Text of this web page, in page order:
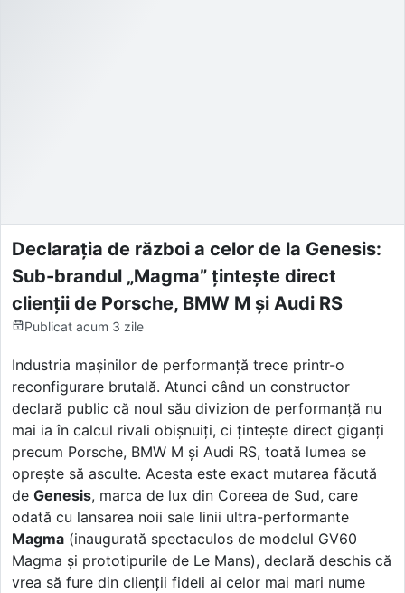
Declarația de război a celor de la Genesis:
Sub-brandul „Magma” țintește direct
clienții de Porsche, BMW M și Audi RS
Publicat acum 3 zile
Industria mașinilor de performanță trece printr-o
reconfigurare brutală. Atunci când un constructor
declară public că noul său divizion de performanță nu
mai ia în calcul rivali obișnuiți, ci țintește direct giganți
precum Porsche, BMW M și Audi RS, toată lumea se
oprește să asculte. Acesta este exact mutarea făcută
de Genesis, marca de lux din Coreea de Sud, care
odată cu lansarea noii sale linii ultra-performante
Magma (inaugurată spectaculos de modelul GV60
Magma și prototipurile de Le Mans), declară deschis că
vrea să fure din clienții fideli ai celor mai mari nume